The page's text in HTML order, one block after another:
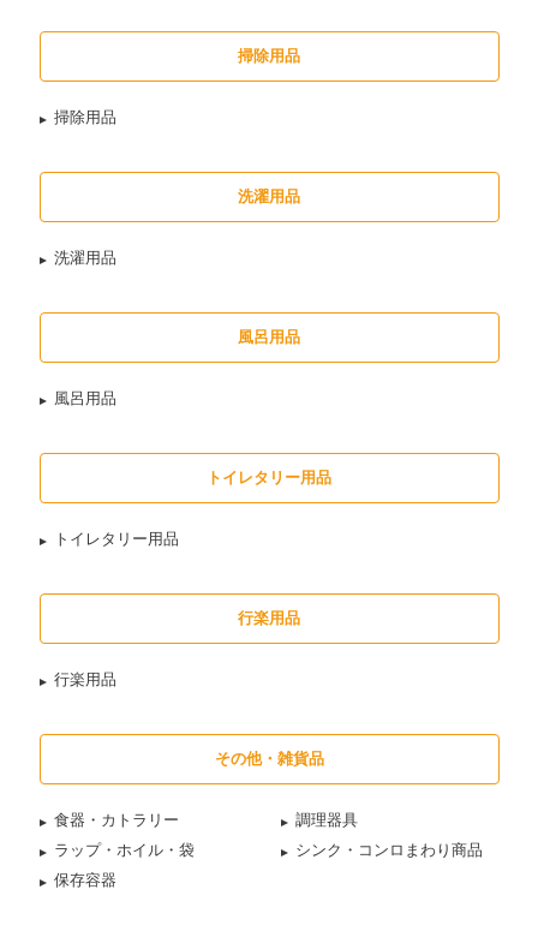
掃除用品
掃除用品
洗濯用品
洗濯用品
風呂用品
風呂用品
トイレタリー用品
トイレタリー用品
行楽用品
行楽用品
その他・雑貨品
食器・カトラリー
調理器具
ラップ・ホイル・袋
シンク・コンロまわり商品
保存容器